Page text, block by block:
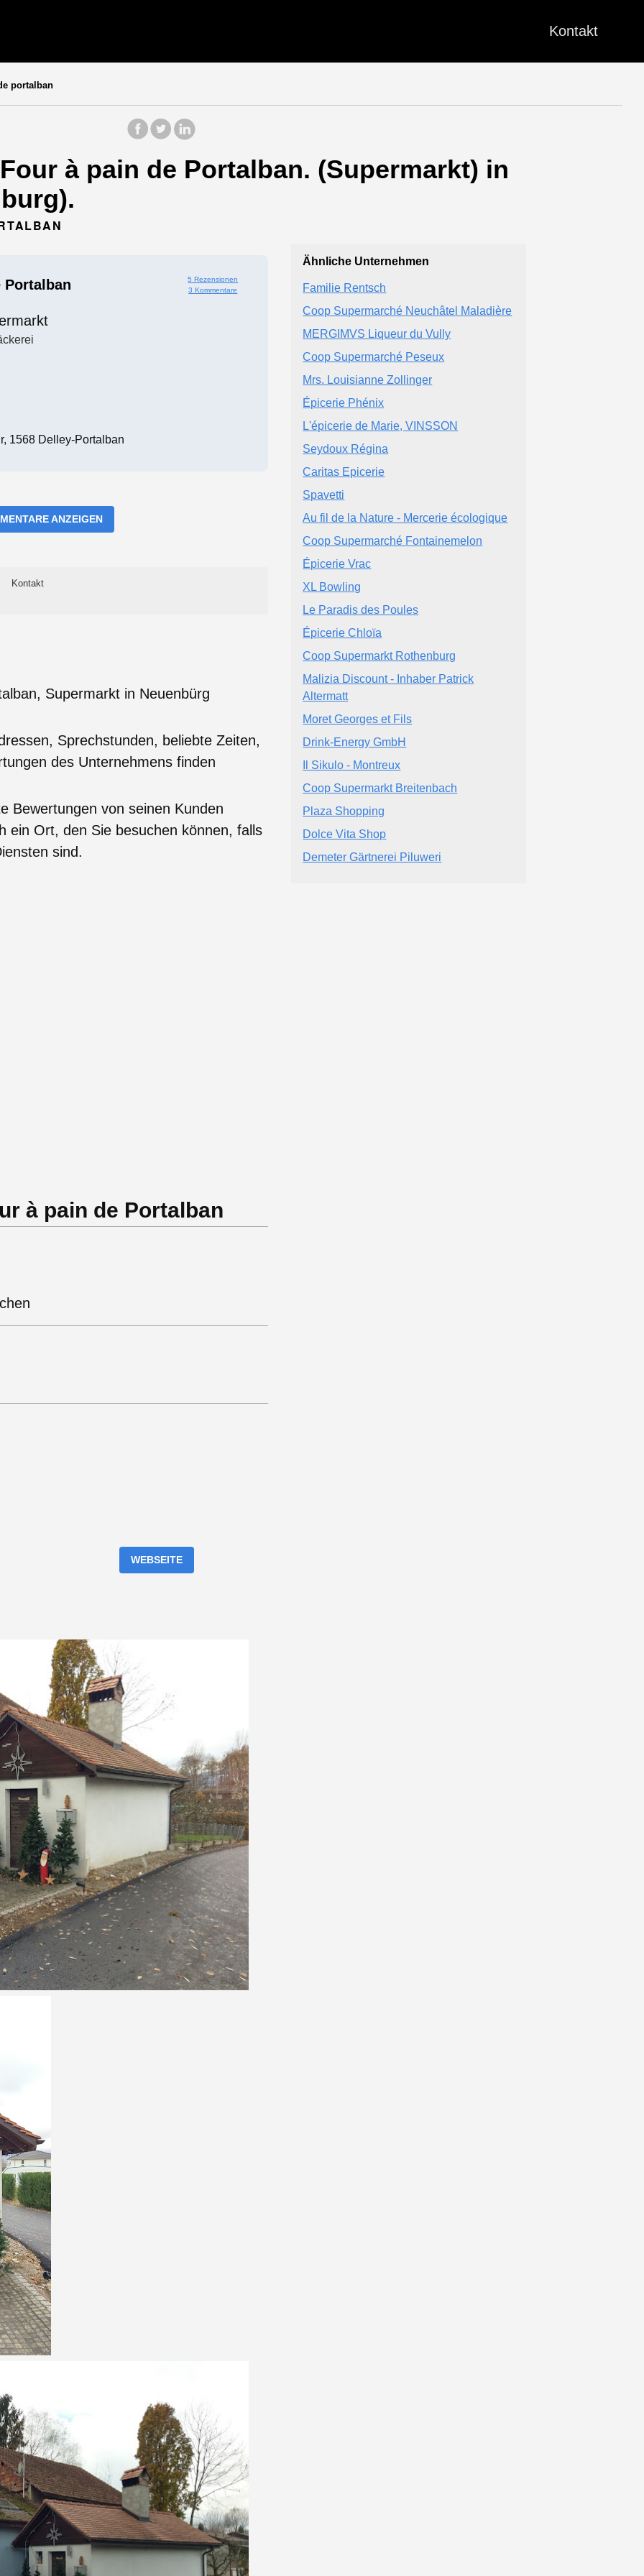
Kontakt
portalban
à pain de Portalban. (Supermarkt) in
Portalban
5 Rezensionen
3 Kommentare
1568 Delley-Portalban
ANZEIGEN
Kontakt
Supermarkt in Neuenbürg
Sprechstunden, beliebte Zeiten,
des Unternehmens finden
Bewertungen von seinen Kunden
ein Ort, den Sie besuchen können, falls
sind.
à pain de Portalban
WEBSEITE
Ähnliche Unternehmen
Familie Rentsch
Coop Supermarché Neuchâtel Maladière
MERGIMVS Liqueur du Vully
Coop Supermarché Peseux
Mrs. Louisianne Zollinger
Épicerie Phénix
L'épicerie de Marie, VINSSON
Seydoux Régina
Caritas Epicerie
Spavetti
Au fil de la Nature - Mercerie écologique
Coop Supermarché Fontainemelon
Épicerie Vrac
XL Bowling
Le Paradis des Poules
Épicerie Chloïa
Coop Supermarkt Rothenburg
Malizia Discount - Inhaber Patrick
Altermatt
Moret Georges et Fils
Drink-Energy GmbH
Il Sikulo - Montreux
Coop Supermarkt Breitenbach
Plaza Shopping
Dolce Vita Shop
Demeter Gärtnerei Piluweri